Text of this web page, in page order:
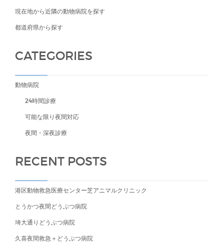
現在地から近隣の動物病院を探す
都道府県から探す
CATEGORIES
動物病院
24時間診療
可能な限り夜間対応
夜間・深夜診療
RECENT POSTS
港区動物救急医療センター芝アニマルクリニック
とうかつ夜間どうぶつ病院
埼大通りどうぶつ病院
久喜夜間救急＋どうぶつ病院